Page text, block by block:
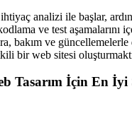
analizi ile başlar,
ve test aşamalarını
bakım ve
bir web sitesi
Tasarım İçin En